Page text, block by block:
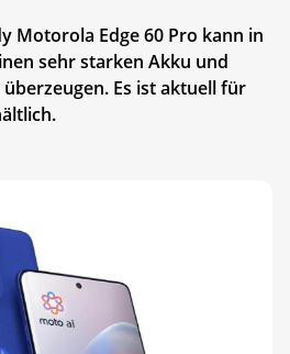
Motorola Edge 60 Pro kann in
sehr starken Akku und
Es ist aktuell für